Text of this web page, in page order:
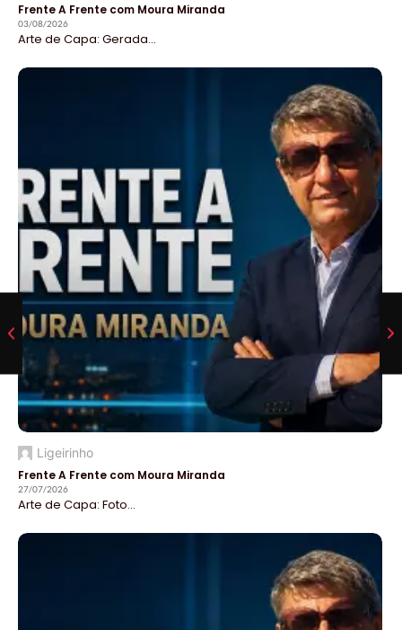
Frente A Frente com Moura Miranda
03/08/2026
Arte de Capa: Gerada...
Ligeirinho
Frente A Frente com Moura Miranda
27/07/2026
Arte de Capa: Foto...